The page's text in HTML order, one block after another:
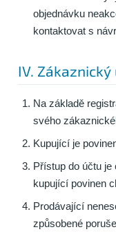
objednávku
kontaktovat s
IV. Zákaznický
Na základě
svého
Kupující je
Přístup do účtu je
kupující povinen
Prodávající
způsobené